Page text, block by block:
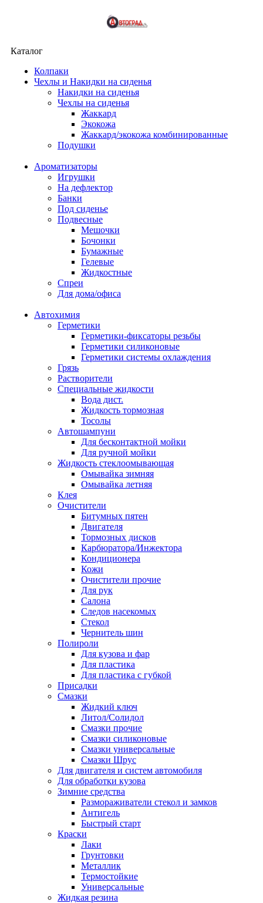
Каталог
Колпаки
Чехлы и Накидки на сиденья
Накидки на сиденья
Чехлы на сиденья
Жаккард
Экокожа
Жаккард/экокожа комбинированные
Подушки
Ароматизаторы
Игрушки
На дефлектор
Банки
Под сиденье
Подвесные
Мешочки
Бочонки
Бумажные
Гелевые
Жидкостные
Спреи
Для дома/офиса
Автохимия
Герметики
Герметики-фиксаторы резьбы
Герметики силиконовые
Герметики системы охлаждения
Грязь
Растворители
Специальные жидкости
Вода дист.
Жидкость тормозная
Тосолы
Автошампуни
Для бесконтактной мойки
Для ручной мойки
Жидкость стеклоомывающая
Омывайка зимняя
Омывайка летняя
Клея
Очистители
Битумных пятен
Двигателя
Тормозных дисков
Карбюратора/Инжектора
Кондиционера
Кожи
Очистители прочие
Для рук
Салона
Следов насекомых
Стекол
Чернитель шин
Полироли
Для кузова и фар
Для пластика
Для пластика с губкой
Присадки
Смазки
Жидкий ключ
Литол/Солидол
Смазки прочие
Смазки силиконовые
Смазки универсальные
Смазки Шрус
Для двигателя и систем автомобиля
Для обработки кузова
Зимние средства
Размораживатели стекол и замков
Антигель
Быстрый старт
Краски
Лаки
Грунтовки
Металлик
Термостойкие
Универсальные
Жидкая резина